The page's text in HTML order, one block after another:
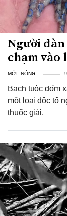
Người
chạm vào
MỚI- NÓNG
Bạch tuộc đốm
một loại độc tố
thuốc giải.